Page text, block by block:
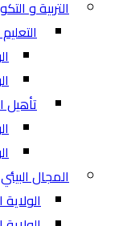
التربية و
تأهيل
المجال البيئي
الولاية